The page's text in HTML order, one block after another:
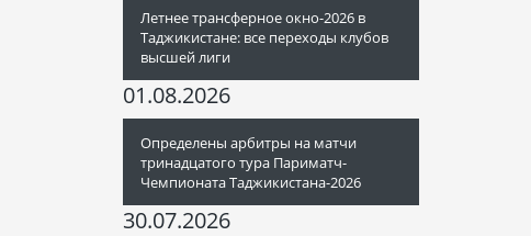
Летнее трансферное окно-2026 в
Таджикистане: все переходы клубов
высшей лиги
01.08.2026
Определены арбитры на матчи
тринадцатого тура Париматч-
Чемпионата Таджикистана-2026
30.07.2026